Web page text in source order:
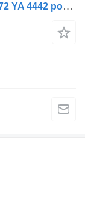
Essieu avant DAF Type 2235V Ratio 5,72 YA 4442 pour camion DAF